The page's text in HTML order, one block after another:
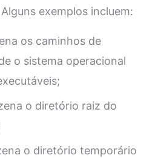
exemplos incluem:
os caminhos de
o sistema operacional
o diretório raiz do
o diretório temporário